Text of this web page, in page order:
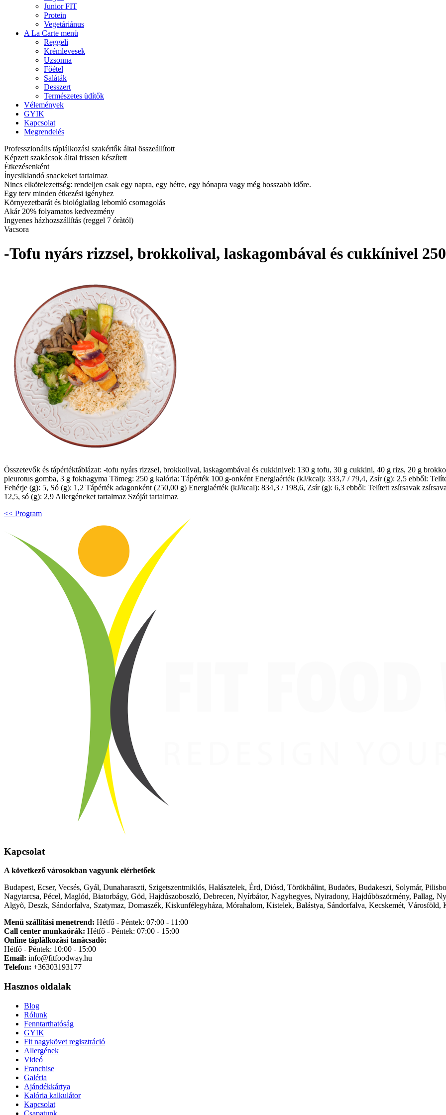
Junior FIT
Protein
Vegetáriánus
A La Carte menü
Reggeli
Krémlevesek
Uzsonna
Főétel
Saláták
Desszert
Természetes üdítők
Vélemények
GYIK
Kapcsolat
Megrendelés
Professzionális táplálkozási szakértők által összeállított
Képzett szakácsok által frissen készített
Étkezésenként
Ínycsiklandó snackeket tartalmaz
Nincs elkötelezettség: rendeljen csak egy napra, egy hétre, egy hónapra vagy még hosszabb időre.
Egy terv minden étkezési igényhez
Környezetbarát és biológiailag lebomló csomagolás
Akár 20% folyamatos kedvezmény
Ingyenes házhozszállítás (reggel 7 óràtól)
Vacsora
-Tofu nyárs rizzsel, brokkolival, laskagombával és cukkínivel
Összetevők és tápértéktáblázat: -tofu nyárs rizzsel, brokkolival, laskagombával és cukkinivel: 130 g tofu, 30 g cukkini, 40 g rizs, 20 g
pleurotus gomba, 3 g fokhagyma Tömeg: 250 g kalória: Tápérték 100 g-onként Energiaérték (kJ/kcal): 333,7 / 79,4, Zsír (g): 2,5 ebből:
Fehérje (g): 5, Só (g): 1,2 Tápérték adagonként (250,00 g) Energiaérték (kJ/kcal): 834,3 / 198,6, Zsír (g): 6,3 ebből: Telített zsírsavak
12,5, só (g): 2,9 Allergéneket tartalmaz Szóját tartalmaz
<< Program
Kapcsolat
A következő városokban vagyunk elérhetőek
Budapest, Ecser, Vecsés, Gyál, Dunaharaszti, Szigetszentmiklós, Halásztelek, Érd, Diósd, Törökbálint, Budaörs, Budakeszi, Solymár,
Nagytarcsa, Pécel, Maglód, Biatorbágy, Göd, Hajdúszoboszló, Debrecen, Nyírbátor, Nagyhegyes, Nyiradony, Hajdúböszörmény, Pallag,
Algyõ, Deszk, Sándorfalva, Szatymaz, Domaszék, Kiskunfélegyháza, Mórahalom, Kistelek, Balástya, Sándorfalva, Kecskemét, Városföld,
Menü szállítási menetrend: Hétfő - Péntek: 07:00 - 11:00
Call center munkaórák: Hétfő - Péntek: 07:00 - 15:00
Online tàplàlkozàsi tanàcsadò:
Hétfő - Péntek: 10:00 - 15:00
Email: info@fitfoodway.hu
Telefon: +36303193177
Hasznos oldalak
Blog
Rólunk
Fenntarthatóság
GYIK
Fit nagykövet regisztráció
Allergének
Videó
Franchise
Galéria
Ajándékkártya
Kalória kalkulátor
Kapcsolat
Csapatunk